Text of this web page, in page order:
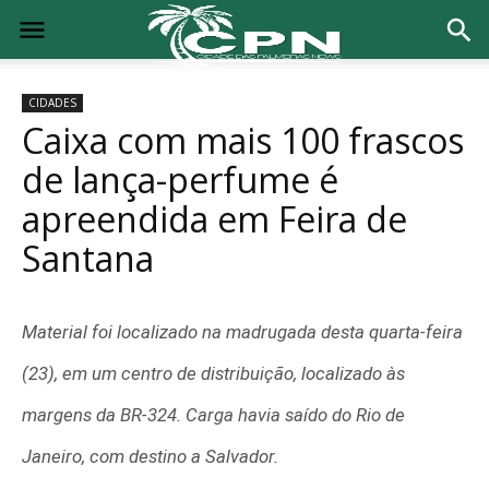
CIDADES
Caixa com mais 100 frascos
de lança-perfume é
apreendida em Feira de
Santana
Material foi localizado na madrugada desta quarta-feira
(23), em um centro de distribuição, localizado às
margens da BR-324. Carga havia saído do Rio de
Janeiro, com destino a Salvador.